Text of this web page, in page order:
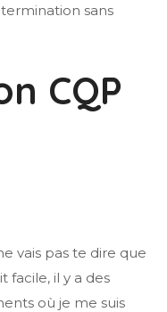
sans
CQP
vais pas te dire que
facile, il y a des
où je me suis